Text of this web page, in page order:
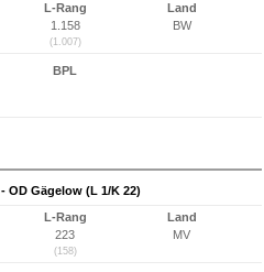
L-Rang
1.158
(1.007)
Land
BW
BPL
OD Gägelow (L 1/K 22)
L-Rang
223
(158)
Land
MV